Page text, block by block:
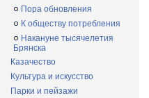
Пора обновления
К обществу потребления
Накануне тысячелетия
Брянска
Казачество
Культура и искусство
Парки и пейзажи